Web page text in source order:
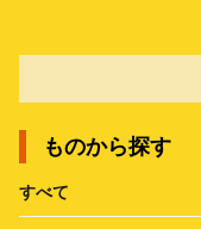
ものから探す
すべて